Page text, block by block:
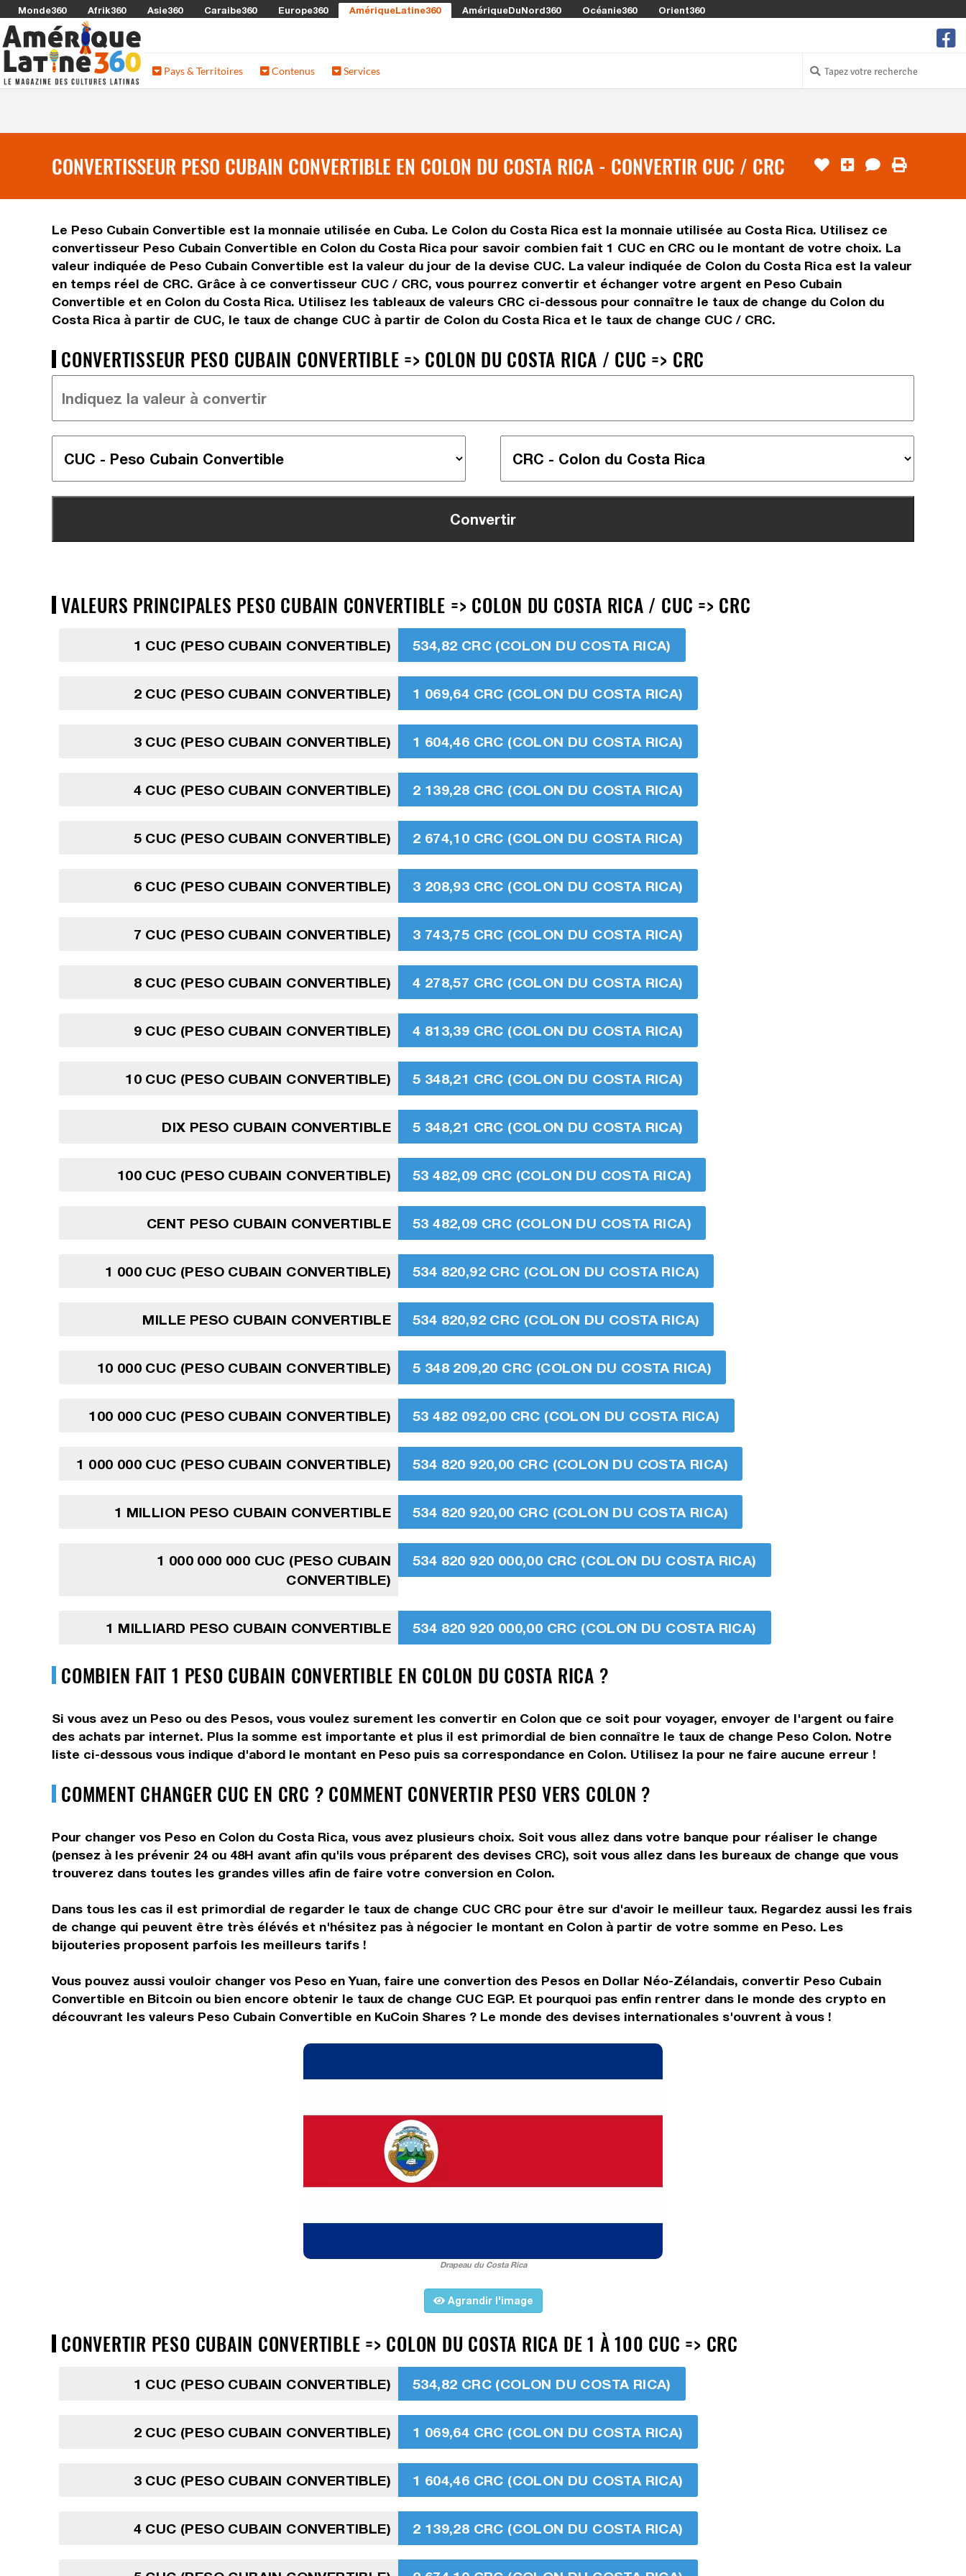
Monde360 Afrik360 Asie360 Caraibe360 Europe360 AmériqueLatine360 AmériqueDuNord360 Océanie360 Orient360
Pays & Territoires Contenus Services
CONVERTISSEUR PESO CUBAIN CONVERTIBLE EN COLON DU COSTA RICA - CONVERTIR CUC / CRC
Le Peso Cubain Convertible est la monnaie utilisée en Cuba. Le Colon du Costa Rica est la monnaie utilisée au Costa Rica. Utilisez ce
convertisseur Peso Cubain Convertible en Colon du Costa Rica pour savoir combien fait 1 CUC en CRC ou le montant de votre choix. La
valeur indiquée de Peso Cubain Convertible est la valeur du jour de la devise CUC. La valeur indiquée de Colon du Costa Rica est la valeur
en temps réel de CRC. Grâce à ce convertisseur CUC / CRC, vous pourrez convertir et échanger votre argent en Peso Cubain
Convertible et en Colon du Costa Rica. Utilisez les tableaux de valeurs CRC ci-dessous pour connaître le taux de change du Colon du
Costa Rica à partir de CUC, le taux de change CUC à partir de Colon du Costa Rica et le taux de change CUC / CRC.
CONVERTISSEUR PESO CUBAIN CONVERTIBLE => COLON DU COSTA RICA / CUC => CRC
VALEURS PRINCIPALES PESO CUBAIN CONVERTIBLE => COLON DU COSTA RICA / CUC => CRC
1 CUC (PESO CUBAIN CONVERTIBLE) 534,82 CRC (COLON DU COSTA RICA)
2 CUC (PESO CUBAIN CONVERTIBLE) 1 069,64 CRC (COLON DU COSTA RICA)
3 CUC (PESO CUBAIN CONVERTIBLE) 1 604,46 CRC (COLON DU COSTA RICA)
4 CUC (PESO CUBAIN CONVERTIBLE) 2 139,28 CRC (COLON DU COSTA RICA)
5 CUC (PESO CUBAIN CONVERTIBLE) 2 674,10 CRC (COLON DU COSTA RICA)
6 CUC (PESO CUBAIN CONVERTIBLE) 3 208,93 CRC (COLON DU COSTA RICA)
7 CUC (PESO CUBAIN CONVERTIBLE) 3 743,75 CRC (COLON DU COSTA RICA)
8 CUC (PESO CUBAIN CONVERTIBLE) 4 278,57 CRC (COLON DU COSTA RICA)
9 CUC (PESO CUBAIN CONVERTIBLE) 4 813,39 CRC (COLON DU COSTA RICA)
10 CUC (PESO CUBAIN CONVERTIBLE) 5 348,21 CRC (COLON DU COSTA RICA)
DIX PESO CUBAIN CONVERTIBLE 5 348,21 CRC (COLON DU COSTA RICA)
100 CUC (PESO CUBAIN CONVERTIBLE) 53 482,09 CRC (COLON DU COSTA RICA)
CENT PESO CUBAIN CONVERTIBLE 53 482,09 CRC (COLON DU COSTA RICA)
1 000 CUC (PESO CUBAIN CONVERTIBLE) 534 820,92 CRC (COLON DU COSTA RICA)
MILLE PESO CUBAIN CONVERTIBLE 534 820,92 CRC (COLON DU COSTA RICA)
10 000 CUC (PESO CUBAIN CONVERTIBLE) 5 348 209,20 CRC (COLON DU COSTA RICA)
100 000 CUC (PESO CUBAIN CONVERTIBLE) 53 482 092,00 CRC (COLON DU COSTA RICA)
1 000 000 CUC (PESO CUBAIN CONVERTIBLE) 534 820 920,00 CRC (COLON DU COSTA RICA)
1 MILLION PESO CUBAIN CONVERTIBLE 534 820 920,00 CRC (COLON DU COSTA RICA)
1 000 000 000 CUC (PESO CUBAIN
CONVERTIBLE)
534 820 920 000,00 CRC (COLON DU COSTA RICA)
1 MILLIARD PESO CUBAIN CONVERTIBLE 534 820 920 000,00 CRC (COLON DU COSTA RICA)
COMBIEN FAIT 1 PESO CUBAIN CONVERTIBLE EN COLON DU COSTA RICA ?
Si vous avez un Peso ou des Pesos, vous voulez surement les convertir en Colon que ce soit pour voyager, envoyer de l'argent ou faire
des achats par internet. Plus la somme est importante et plus il est primordial de bien connaître le taux de change Peso Colon. Notre
liste ci-dessous vous indique d'abord le montant en Peso puis sa correspondance en Colon. Utilisez la pour ne faire aucune erreur !
COMMENT CHANGER CUC EN CRC ? COMMENT CONVERTIR PESO VERS COLON ?
Pour changer vos Peso en Colon du Costa Rica, vous avez plusieurs choix. Soit vous allez dans votre banque pour réaliser le change
(pensez à les prévenir 24 ou 48H avant afin qu'ils vous préparent des devises CRC), soit vous allez dans les bureaux de change que vous
trouverez dans toutes les grandes villes afin de faire votre conversion en Colon.
Dans tous les cas il est primordial de regarder le taux de change CUC CRC pour être sur d'avoir le meilleur taux. Regardez aussi les frais
de change qui peuvent être très élévés et n'hésitez pas à négocier le montant en Colon à partir de votre somme en Peso. Les
bijouteries proposent parfois les meilleurs tarifs !
Vous pouvez aussi vouloir changer vos Peso en Yuan, faire une convertion des Pesos en Dollar Néo-Zélandais, convertir Peso Cubain
Convertible en Bitcoin ou bien encore obtenir le taux de change CUC EGP. Et pourquoi pas enfin rentrer dans le monde des crypto en
découvrant les valeurs Peso Cubain Convertible en KuCoin Shares ? Le monde des devises internationales s'ouvrent à vous !
Drapeau du Costa Rica
Agrandir l'image
CONVERTIR PESO CUBAIN CONVERTIBLE => COLON DU COSTA RICA DE 1 À 100 CUC => CRC
1 CUC (PESO CUBAIN CONVERTIBLE) 534,82 CRC (COLON DU COSTA RICA)
2 CUC (PESO CUBAIN CONVERTIBLE) 1 069,64 CRC (COLON DU COSTA RICA)
3 CUC (PESO CUBAIN CONVERTIBLE) 1 604,46 CRC (COLON DU COSTA RICA)
4 CUC (PESO CUBAIN CONVERTIBLE) 2 139,28 CRC (COLON DU COSTA RICA)